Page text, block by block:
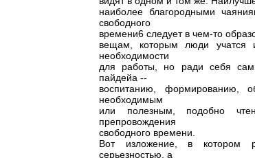
наиболее благородными
свободного
времени6 следует в чем-то
вещам, которым люди учатся
необходимости
для работы, но ради себя
пайдейа --
воспитанию, формированию,
необходимым
или полезным, подобно
препровождения
свободного времени.
Вот изложение, в котором
серьезностью, а